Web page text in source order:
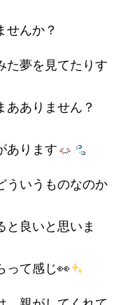
せんか？
た夢を見てたりす
あありません？
あります
ういうものなのか
と良いと思いま
って感じ👀